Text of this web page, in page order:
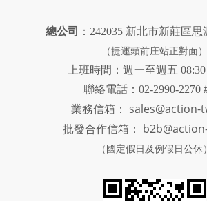
總公司 ：242035 新北市新莊區
（捷運頭前庄站正對面）
上班時間：週一至週五
聯絡電話：02-2990-2270
業務信箱： sales@action-
批發合作信箱：
（國定假日及例假日公休）